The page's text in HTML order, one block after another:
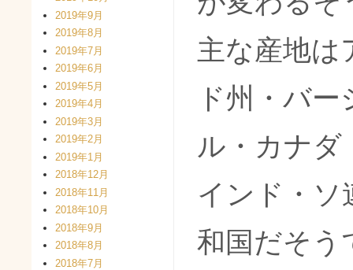
主な産地は
ド州・バ
ル・カナダ
インド・ソ
和国だそう
2019年9月
2019年8月
2019年7月
2019年6月
2019年5月
2019年4月
2019年3月
2019年2月
2019年1月
2018年12月
2018年11月
2018年10月
2018年9月
2018年8月
2018年7月